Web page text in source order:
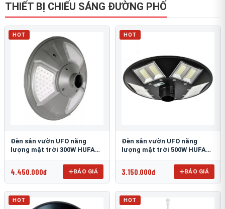
THIẾT BỊ CHIẾU SÁNG ĐƯỜNG PHỐ
HOT
Đèn sân vườn UFO năng
lượng mặt trời 300W HUFA
4.450.000đ BÁO GIÁ
HOT
Đèn sân vườn UFO năng
lượng mặt trời 500W HUFA
3.150.000đ BÁO GIÁ
HOT HOT